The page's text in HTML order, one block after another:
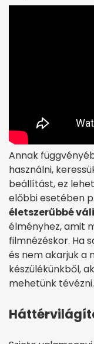
Annak
használni,
beállítást, ez lehet
előbbi esetében
életszerűbbé
élményhez, amit
filmnézéskor. Ha
és nem akarjuk a
készülékünkből,
mehetünk tévézni.